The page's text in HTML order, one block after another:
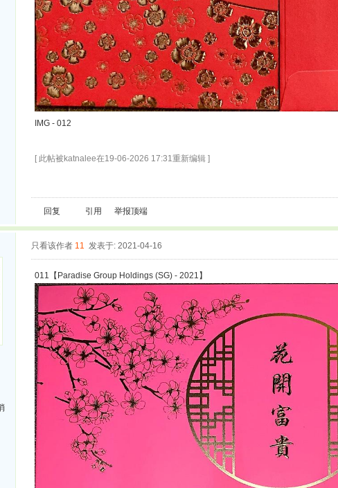
IMG - 012
[ 此帖被katnalee在19-06-2026 17:31重新编辑 ]
回复 引用 举报顶端
只看该作者 11 发表于: 2021-04-16
011【Paradise Group Holdings (SG) - 2021】